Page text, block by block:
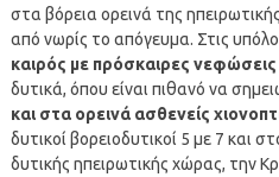
στα βόρεια ορεινά της
από νωρίς το απόγευμα. Στις
καιρός με πρόσκαιρες νεφώσεις
δυτικά, όπου είναι πιθανό να
και στα ορεινά ασθενείς
δυτικοί βορειοδυτικοί 5 με 7 και
δυτικής ηπειρωτικής χώρας, την